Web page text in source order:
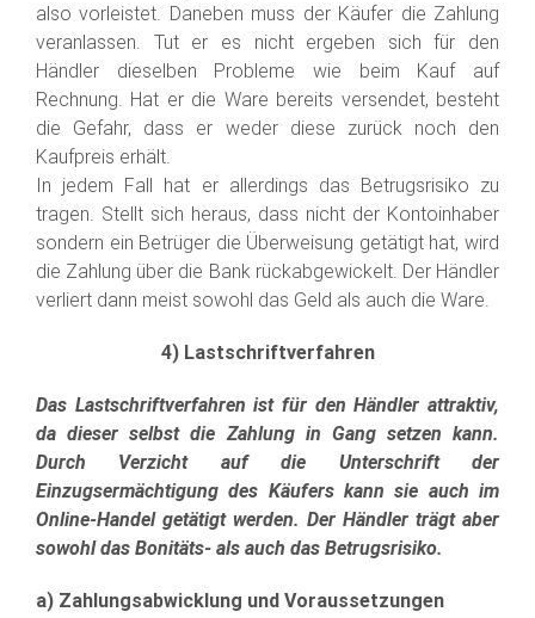
also vorleistet. Daneben muss der Käufer die Zahlung
veranlassen. Tut er es nicht ergeben sich für den
Händler dieselben Probleme wie beim Kauf auf
Rechnung. Hat er die Ware bereits versendet, besteht
die Gefahr, dass er weder diese zurück noch den
Kaufpreis erhält.
In jedem Fall hat er allerdings das Betrugsrisiko zu
tragen. Stellt sich heraus, dass nicht der Kontoinhaber
sondern ein Betrüger die Überweisung getätigt hat, wird
die Zahlung über die Bank rückabgewickelt. Der Händler
verliert dann meist sowohl das Geld als auch die Ware.
4) Lastschriftverfahren
Das Lastschriftverfahren ist für den Händler attraktiv,
da dieser selbst die Zahlung in Gang setzen kann.
Durch Verzicht auf die Unterschrift der
Einzugsermächtigung des Käufers kann sie auch im
Online-Handel getätigt werden. Der Händler trägt aber
sowohl das Bonitäts- als auch das Betrugsrisiko.
a) Zahlungsabwicklung und Voraussetzungen